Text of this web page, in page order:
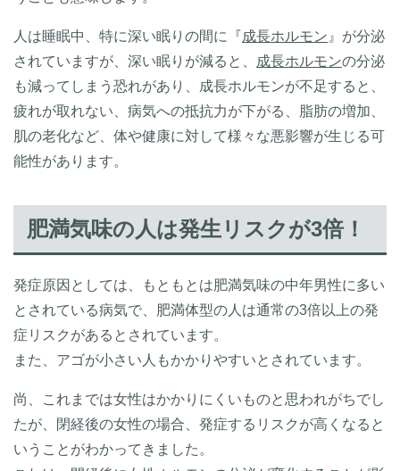
人は睡眠中、特に深い眠りの間に『成長ホルモン 』が分泌
されていますが、深い眠りが減ると、
成長ホルモンの分泌
も減ってしまう恐れがあり、成長ホルモンが不足すると、
疲れが取れない、病気への抵抗力が下がる、脂肪の増加、
肌の老化など、体や健康に対して様々な悪影響が生じる可
能性があります。
肥満気味の人は発生リスクが3倍！
発症原因としては、もともとは肥満気味の中年男性に多い
とされている病気で、肥満体型の人は通常の3倍以上の発
症リスクがあるとされています。
また、アゴが小さい人もかかりやすいとされています。
尚、これまでは女性はかかりにくいものと思われがちでし
たが、閉経後の女性の場合、発症するリスクが高くなると
いうことがわかってきました。